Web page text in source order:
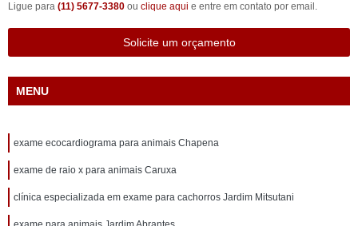
Ligue para (11) 5677-3380 ou clique aqui e entre em contato por email.
Solicite um orçamento
MENU
exame ecocardiograma para animais Chapena
exame de raio x para animais Caruxa
clínica especializada em exame para cachorros Jardim Mitsutani